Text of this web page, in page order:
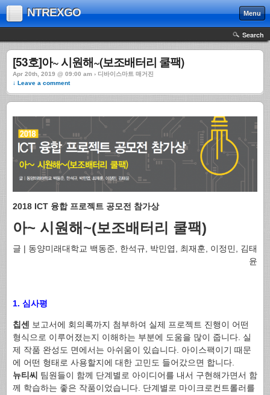
NTREXGO Menu
Search
[53호]아~ 시원해~(보조배터리 쿨팩)
Apr 20th, 2019 @ 09:00 am › 디바이스마트 매거진
↓ Leave a comment
2018 ICT 융합 프로젝트 공모전 참가상
아~ 시원해~(보조배터리 쿨팩)
글 | 동양미래대학교 백동준, 한석규, 박민엽, 최재훈, 이정민, 김태
윤
1. 심사평
칩센
보고서에 회의록까지 첨부하여 실제 프로젝트 진행이 어떤
형식으로 이루어졌는지 이해하는 부분에 도움을 많이 줍니다. 실
제 작품 완성도 면에서는 아쉬움이 있습니다. 아이스팩이기 때문
에 어떤 형태로 사용할지에 대한 고민도 들어갔으면 합니다.
뉴티씨 팀원들이 함께 단계별로 아이디어를 내서 구현해가면서 함
께 학습하는 좋은 작품이었습니다. 단계별로 마이크로컨트롤러를